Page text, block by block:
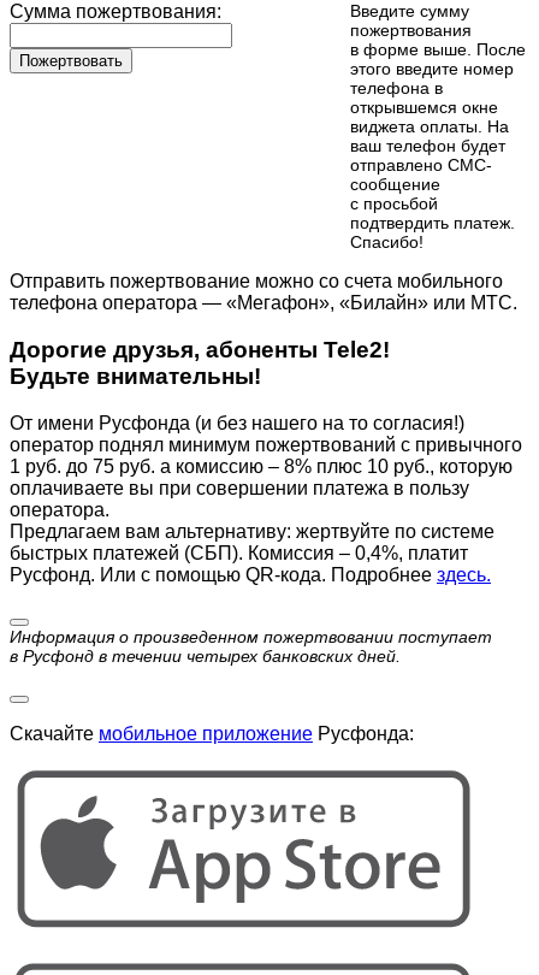
Сумма пожертвования:
Пожертвовать
Введите сумму
пожертвования
в форме выше. После
этого введите номер
телефона в
открывшемся окне
виджета оплаты. На
ваш телефон будет
отправлено СМС-
сообщение
с просьбой
подтвердить платеж.
Cпасибо!
Отправить пожертвование можно со счета мобильного
телефона оператора — «Мегафон», «Билайн» или МТС.
Дорогие друзья, абоненты Tele2!
Будьте внимательны!
От имени Русфонда (и без нашего на то согласия!)
оператор поднял минимум пожертвований с привычного
1 руб. до 75 руб. а комиссию – 8% плюс 10 руб., которую
оплачиваете вы при совершении платежа в пользу
оператора.
Предлагаем вам альтернативу: жертвуйте по cистеме
быстрых платежей (СБП). Комиссия – 0,4%, платит
Русфонд. Или с помощью QR-кода. Подробнее здесь.
Информация о произведенном пожертвовании поступает
в Русфонд в течении четырех банковских дней.
Скачайте мобильное приложение Русфонда: